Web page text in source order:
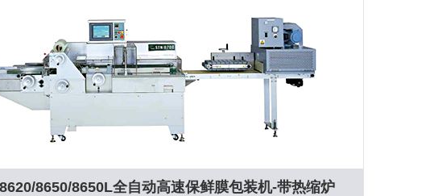
8650/8650L全自动高速保鲜膜包装机-带热缩炉